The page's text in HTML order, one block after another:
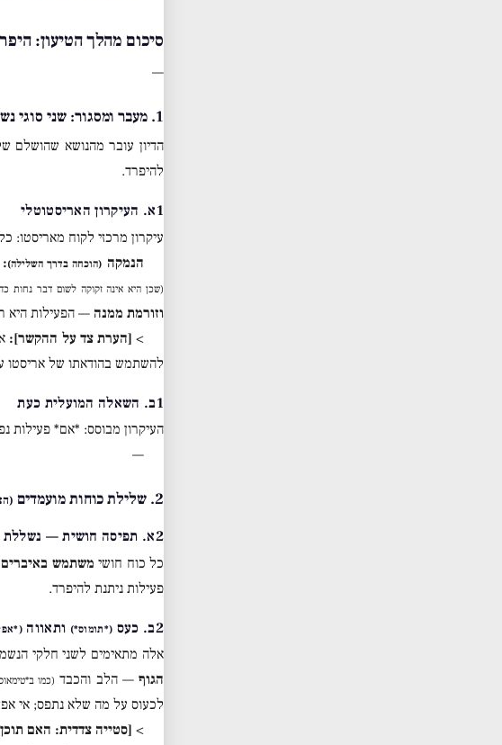
סיכום מהלך הטיעון:
—
1. מעבר ומסגור: שני סוגי נשמה
הדיון עובר מהנושא שהושלם
להיפרד.
1א. העיקרון האריסטוטלי
עיקרון מרכזי לקוח מאריסטו:
הנמקה (הוכחה בדרך השלילה):
(שכן היא אינה זקוקה לשום דבר נחות
וזורמת ממנה — הפעילות היא
> [הערת צד על ההקשר]:
להשתמש בהודאתו של אריסטו
1ב. השאלה המועלית כעת
העיקרון מבוסס: *אם* פעילות
—
2. שלילת כוחות מועמדים
2א. תפיסה חושית — נשללת
כל כוח חושי משתמש באיברים
פעילות ניתנת להיפרד.
2ב. כעס (*תומוס*) ותאווה
אלה מתאימים לשני חלקי
הגוף— הלב והכבד (כמו
לכעוס על מה שלא נתפס; אי
> [סטייה צדדית: האם